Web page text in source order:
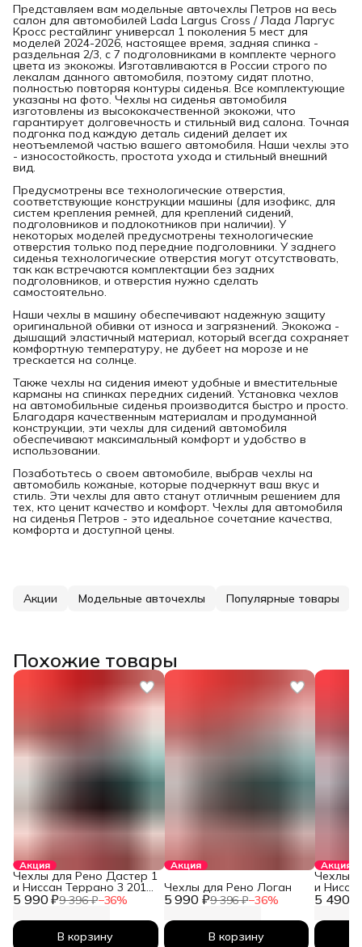
Представляем вам модельные авточехлы Петров на весь
салон для автомобилей Lada Largus Cross / Лада Ларгус
Кросс рестайлинг универсал 1 поколения 5 мест для
моделей 2024-2026, настоящее время, задняя спинка -
раздельная 2/3, с 7 подголовниками в комплекте черного
цвета из экокожы. Изготавливаются в России строго по
лекалам данного автомобиля, поэтому сидят плотно,
полностью повторяя контуры сиденья. Все комплектующие
указаны на фото. Чехлы на сиденья автомобиля
изготовлены из высококачественной экокожи, что
гарантирует долговечность и стильный вид салона. Точная
подгонка под каждую деталь сидений делает их
неотъемлемой частью вашего автомобиля. Наши чехлы это
- износостойкость, простота ухода и стильный внешний
вид.
Предусмотрены все технологические отверстия,
соответствующие конструкции машины (для изофикс, для
систем крепления ремней, для креплений сидений,
подголовников и подлокотников при наличии). У
некоторых моделей предусмотрены технологические
отверстия только под передние подголовники. У заднего
сиденья технологические отверстия могут отсутствовать,
так как встречаются комплектации без задних
подголовников, и отверстия нужно сделать
самостоятельно.
Наши чехлы в машину обеспечивают надежную защиту
оригинальной обивки от износа и загрязнений. Экокожа -
дышащий эластичный материал, который всегда сохраняет
комфортную температуру, не дубеет на морозе и не
трескается на солнце.
Также чехлы на сидения имеют удобные и вместительные
карманы на спинках передних сидений. Установка чехлов
на автомобильные сиденья производится быстро и просто.
Благодаря качественным материалам и продуманной
конструкции, эти чехлы для сидений автомобиля
обеспечивают максимальный комфорт и удобство в
использовании.
Позаботьтесь о своем автомобиле, выбрав чехлы на
автомобиль кожаные, которые подчеркнут ваш вкус и
стиль. Эти чехлы для авто станут отличным решением для
тех, кто ценит качество и комфорт. Чехлы для автомобиля
на сиденья Петров - это идеальное сочетание качества,
комфорта и доступной цены.
Акции Модельные авточехлы Популярные товары
Похожие товары
Акция
5 990 ₽9 396 ₽−36%
Чехлы для Рено Дастер 1
и Ниссан Террано 3 2010-
2026
В корзину
Акция
5 990 ₽9 396 ₽−36%
Чехлы для Рено Логан
В корзину
Акция
5 490 ₽
Чехлы
и
2026